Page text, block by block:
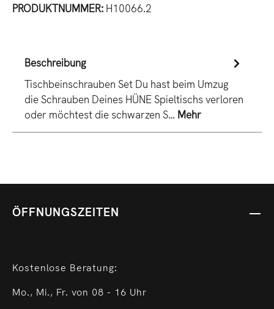
PRODUKTNUMMER: H10066.2
Beschreibung
Tischbeinschrauben Set Du hast beim Umzug
die Schrauben Deines HÜNE Spieltischs verloren
oder möchtest die schwarzen S… Mehr
ÖFFNUNGSZEITEN
Kostenlose Beratung:
Mo., Mi., Fr. von 08 - 16 Uhr